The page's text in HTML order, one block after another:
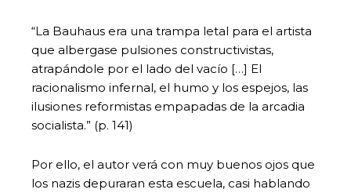
“La Bauhaus era una trampa letal para el artista
que albergase pulsiones constructivistas,
atrapándole por el lado del vacío […] El
racionalismo infernal, el humo y los espejos, las
ilusiones reformistas empapadas de la arcadia
socialista.” (p. 141)
Por ello, el autor verá con muy buenos ojos que
los nazis depuraran esta escuela, casi hablando